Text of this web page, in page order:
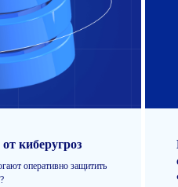
киберугроз
оперативно защитить